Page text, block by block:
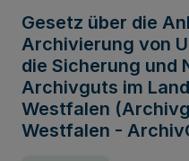
Gesetz über die
Archivierung von
die Sicherung und
Archivguts im
Westfalen
Westfalen -